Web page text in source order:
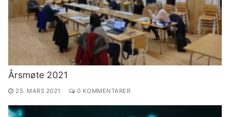
Årsmøte 2021
25. MARS 2021 0 KOMMENTARER